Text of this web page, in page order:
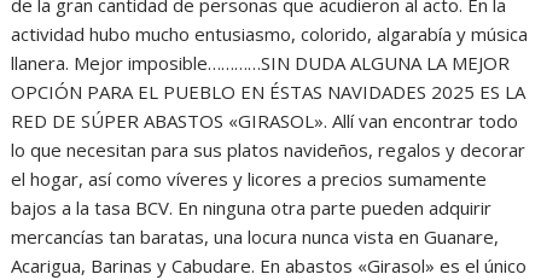
de la gran cantidad de personas que acudieron al acto. En la
actividad hubo mucho entusiasmo, colorido, algarabía y música
llanera. Mejor imposible…………SIN DUDA ALGUNA LA MEJOR
OPCIÓN PARA EL PUEBLO EN ÉSTAS NAVIDADES 2025 ES LA
RED DE SÚPER ABASTOS «GIRASOL». Allí van encontrar todo
lo que necesitan para sus platos navideños, regalos y decorar
el hogar, así como víveres y licores a precios sumamente
bajos a la tasa BCV. En ninguna otra parte pueden adquirir
mercancías tan baratas, una locura nunca vista en Guanare,
Acarigua, Barinas y Cabudare. En abastos «Girasol» es el único